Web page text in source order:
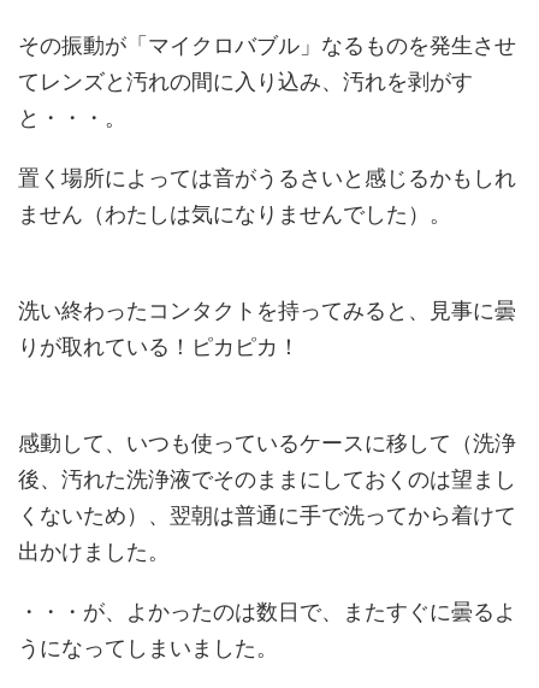
その振動が「マイクロバブル」なるものを発生させ
てレンズと汚れの間に入り込み、汚れを剥がす
と・・・。
置く場所によっては音がうるさいと感じるかもしれ
ません（わたしは気になりませんでした）。
洗い終わったコンタクトを持ってみると、見事に曇
りが取れている！ピカピカ！
感動して、いつも使っているケースに移して（洗浄
後、汚れた洗浄液でそのままにしておくのは望まし
くないため）、翌朝は普通に手で洗ってから着けて
出かけました。
・・・が、よかったのは数日で、またすぐに曇るよ
うになってしまいました。